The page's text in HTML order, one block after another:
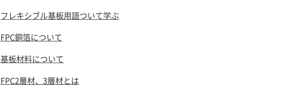
フレキシブル基板用語ついて学ぶ
FPC銅箔について
基板材料について
FPC2層材、3層材とは